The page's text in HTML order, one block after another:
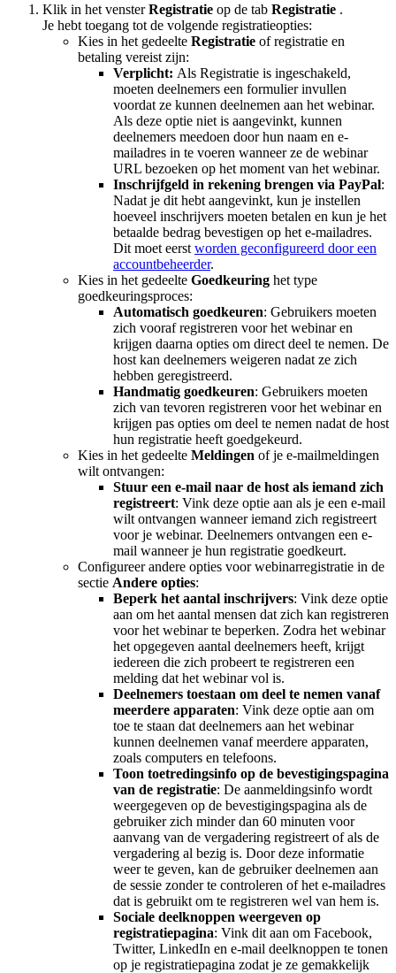
Klik in het vensterRegistratie op de tab Registratie .
Je hebt toegang tot de volgende registratieopties:
Kies in het gedeelte Registratie of registratie en
betaling vereist zijn:
Verplicht: Als Registratie is ingeschakeld,
moeten deelnemers een formulier invullen
voordat ze kunnen deelnemen aan het webinar.
Als deze optie niet is aangevinkt, kunnen
deelnemers meedoen door hun naam en e-
mailadres in te voeren wanneer ze de webinar
URL bezoeken op het moment van het webinar.
Inschrijfgeld in rekening brengen via PayPal:
Nadat je dit hebt aangevinkt, kun je instellen
hoeveel inschrijvers moeten betalen en kun je het
betaalde bedrag bevestigen op het e-mailadres.
Dit moet eerst worden geconfigureerd door een
accountbeheerder.
Kies in het gedeelte Goedkeuring het type
goedkeuringsproces:
Automatisch goedkeuren: Gebruikers moeten
zich vooraf registreren voor het webinar en
krijgen daarna opties om direct deel te nemen. De
host kan deelnemers weigeren nadat ze zich
hebben geregistreerd.
Handmatig goedkeuren: Gebruikers moeten
zich van tevoren registreren voor het webinar en
krijgen pas opties om deel te nemen nadat de host
hun registratie heeft goedgekeurd.
Kies in het gedeelte Meldingen of je e-mailmeldingen
wilt ontvangen:
Stuur een e-mail naar de host als iemand zich
registreert: Vink deze optie aan als je een e-mail
wilt ontvangen wanneer iemand zich registreert
voor je webinar. Deelnemers ontvangen een e-
mail wanneer je hun registratie goedkeurt.
Configureer andere opties voor webinarregistratie in de
sectie Andere opties:
Beperk het aantal inschrijvers: Vink deze optie
aan om het aantal mensen dat zich kan registreren
voor het webinar te beperken. Zodra het webinar
het opgegeven aantal deelnemers heeft, krijgt
iedereen die zich probeert te registreren een
melding dat het webinar vol is.
Deelnemers toestaan om deel te nemen vanaf
meerdere apparaten: Vink deze optie aan om
toe te staan dat deelnemers aan het webinar
kunnen deelnemen vanaf meerdere apparaten,
zoals computers en telefoons.
Toon toetredingsinfo op de bevestigingspagina
van de registratie: De aanmeldingsinfo wordt
weergegeven op de bevestigingspagina als de
gebruiker zich minder dan 60 minuten voor
aanvang van de vergadering registreert of als de
vergadering al bezig is. Door deze informatie
weer te geven, kan de gebruiker deelnemen aan
de sessie zonder te controleren of het e-mailadres
dat is gebruikt om te registreren wel van hem is.
Sociale deelknoppen weergeven op
registratiepagina: Vink dit aan om Facebook,
Twitter, LinkedIn en e-mail deelknoppen te tonen
op je registratiepagina zodat je ze gemakkelijk